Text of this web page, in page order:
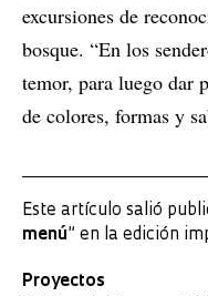
excursiones de
bosque. “En los
temor, para luego dar
de colores, formas y
Este artículo salió
menú” en la edición
Proyectos